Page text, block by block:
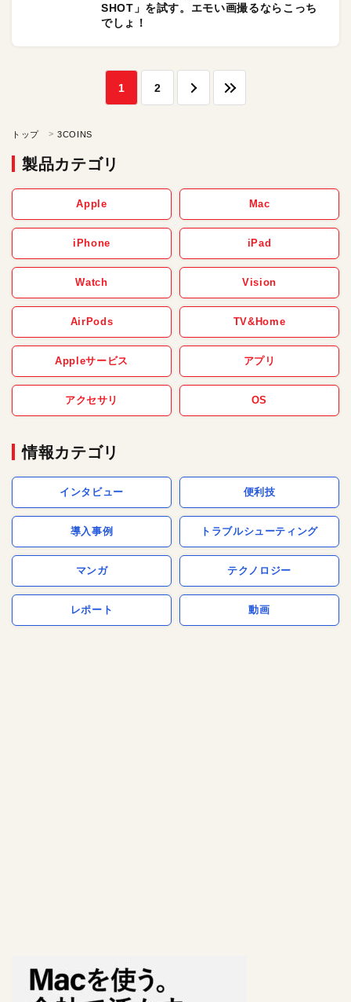
SHOT」を試す。エモい画撮るならこっち
でしょ！
1 2
トップ 3COINS
製品カテゴリ
Apple Mac
iPhone iPad
Watch Vision
AirPods TV&Home
Appleサービス アプリ
アクセサリ OS
情報カテゴリ
インタビュー 便利技
導入事例 トラブルシューティング
マンガ テクノロジー
レポート 動画